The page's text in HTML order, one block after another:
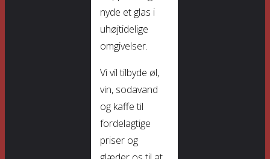
nyde et glas i
uhøjtidelige
omgivelser.
Vi vil tilbyde øl,
vin, sodavand
og kaffe til
fordelagtige
priser og